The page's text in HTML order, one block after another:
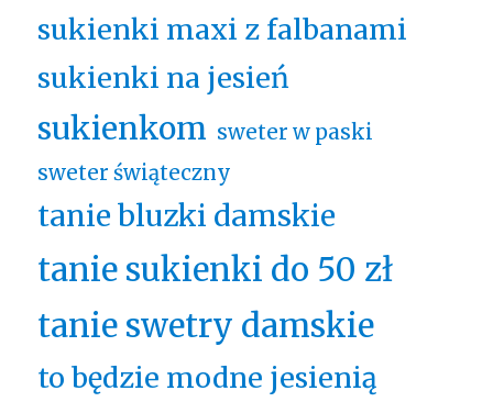
sukienki maxi z falbanami
sukienki na jesień
sukienkom sweter w paski
sweter świąteczny
tanie bluzki damskie
tanie sukienki do 50 zł
tanie swetry damskie
to będzie modne jesienią